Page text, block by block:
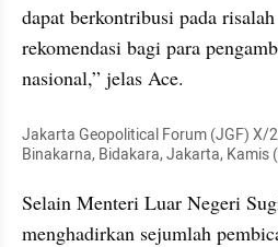
dapat berkontribusi pada
rekomendasi bagi para
nasional,” jelas Ace.
Jakarta Geopolitical Forum (JGF) X/
Binakarna, Bidakara, Jakarta,
Selain Menteri Luar Negeri
menghadirkan sejumlah